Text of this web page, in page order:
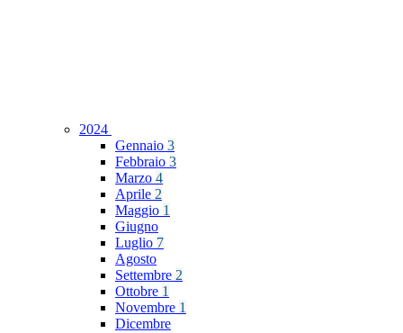
2024
Gennaio 3
Febbraio 3
Marzo 4
Aprile 2
Maggio 1
Giugno
Luglio 7
Agosto
Settembre 2
Ottobre 1
Novembre 1
Dicembre